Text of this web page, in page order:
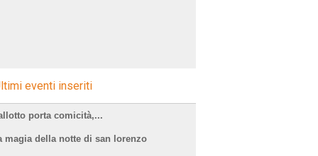
eventi inseriti
porta comicità,...
magia della notte di san lorenzo